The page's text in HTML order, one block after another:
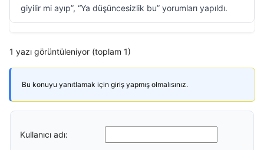
giyilir mi ayıp”, “Ya düşüncesizlik bu” yorumları yapıldı.
1 yazı görüntüleniyor (toplam 1)
Bu konuyu yanıtlamak için giriş yapmış olmalısınız.
Kullanıcı adı: